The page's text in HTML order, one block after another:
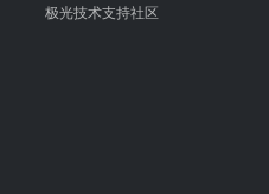
极光技术支持社区